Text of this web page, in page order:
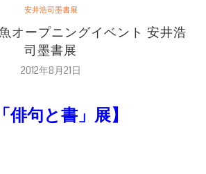
安井浩司墨書展
オープニングイベント 安井浩
司墨書展
2012年8月21日
俳句と書」展】